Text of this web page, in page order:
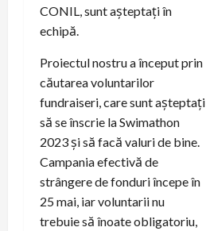
CONIL, sunt așteptați în
echipă.
Proiectul nostru a început prin
căutarea voluntarilor
fundraiseri, care sunt așteptați
să se înscrie la Swimathon
2023 și să facă valuri de bine.
Campania efectivă de
strângere de fonduri începe în
25 mai, iar voluntarii nu
trebuie să înoate obligatoriu,